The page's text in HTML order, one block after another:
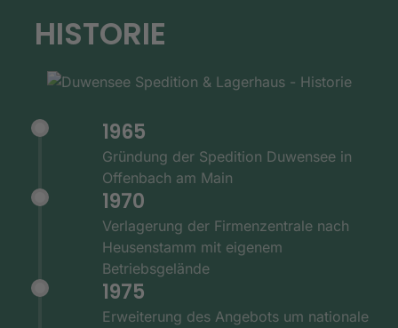
HISTORIE
1965
Gründung der Spedition Duwensee in
Offenbach am Main
1970
Verlagerung der Firmenzentrale nach
Heusenstamm mit eigenem
Betriebsgelände
1975
Erweiterung des Angebots um nationale